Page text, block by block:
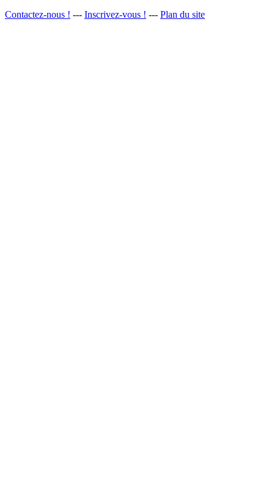
Contactez-nous ! --- Inscrivez-vous ! --- Plan du site